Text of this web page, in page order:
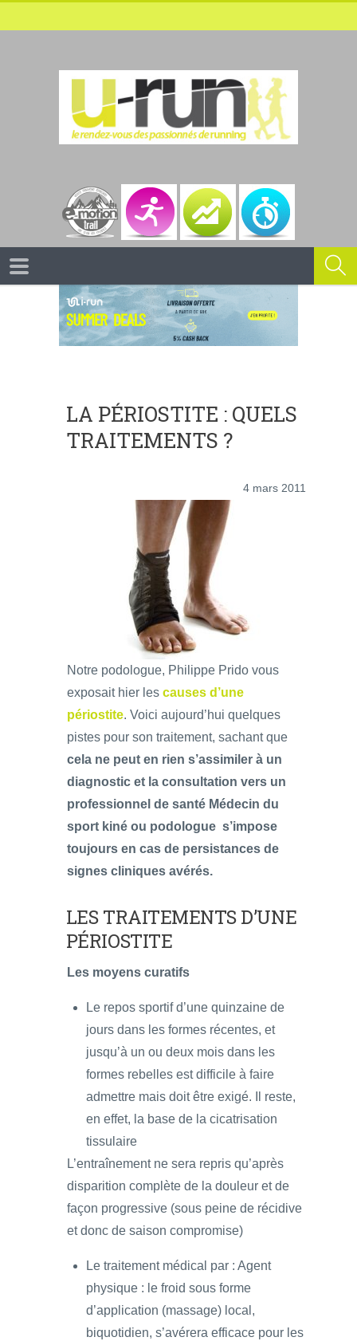
LA PÉRIOSTITE : QUELS
TRAITEMENTS ?
4 mars 2011
Notre podologue, Philippe Prido vous
exposait hier les causes d’une
périostite. Voici aujourd’hui quelques
pistes pour son traitement, sachant que
cela ne peut en rien s’assimiler à un
diagnostic et la consultation vers un
professionnel de santé Médecin du
sport kiné ou podologue s’impose
toujours en cas de persistances de
signes cliniques avérés.
LES TRAITEMENTS D’UNE
PÉRIOSTITE
Les moyens curatifs
Le repos sportif d’une quinzaine de
jours dans les formes récentes, et
jusqu’à un ou deux mois dans les
formes rebelles est difficile à faire
admettre mais doit être exigé. Il reste,
en effet, la base de la cicatrisation
tissulaire
L’entraînement ne sera repris qu’après
disparition complète de la douleur et de
façon progressive (sous peine de récidive
et donc de saison compromise)
Le traitement médical par : Agent
physique : le froid sous forme
d’application (massage) local,
biquotidien, s’avérera efficace pour les